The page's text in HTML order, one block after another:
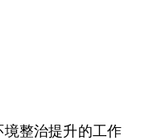
整治提升的工作